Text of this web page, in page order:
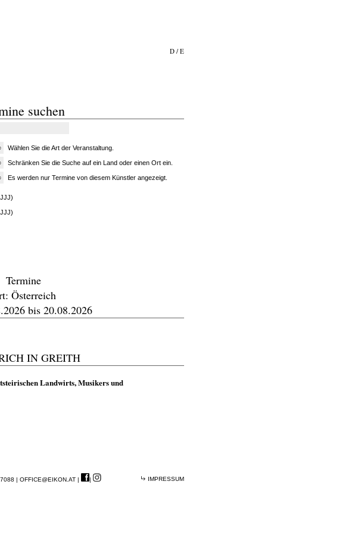
D / E
suchen
Wählen Sie die Art der Veranstaltung.
Schränken Sie die Suche auf ein Land oder einen Ort ein.
Es werden nur Termine von diesem Künstler angezeigt.
Termine
Österreich
bis 20.08.2026
IN GREITH
Landwirts, Musikers und
| OFFICE@EIKON.AT | | IMPRESSUM